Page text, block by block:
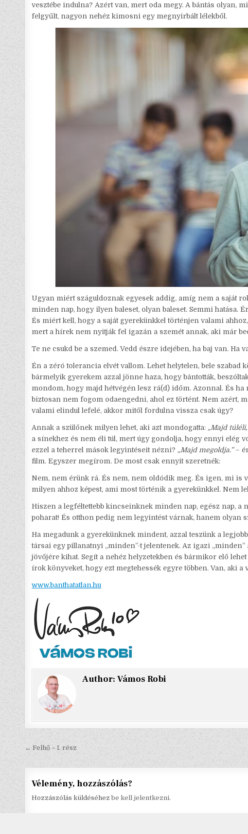
vesztébe indulna? Azért van, mert oda megy. A bántás olyan,
felgyűlt, nagyon nehéz kimosni egy megnyirbált lélekből.
Ugyan miért száguldoznak egyesek addig, amíg nem a saját
minden nap, hogy ilyen baleset, olyan baleset. Semmi hatása.
És miért kell, hogy a saját gyerekünkkel történjen valami
mert a hírek nem nyitják fel igazán a szemét annak, aki már
Te ne csukd be a szemed. Vedd észre idejében, ha baj van. Ha
Én a zéró tolerancia elvét vallom. Lehet helytelen, bele szabad
bármelyik gyerekem azzal jönne haza, hogy bántották,
mondom, hogy majd hétvégén lesz rá(d) időm. Azonnal. És
biztosan nem fogom odaengedni, ahol ez történt. Nem azért,
valami elindul lefelé, akkor mitől fordulna vissza csak úgy?
Annak a szülőnek milyen lehet, aki azt mondogatta: „Majd
a sínekhez és nem éli túl, mert úgy gondolja, hogy ennyi elég
ezzel a teherrel mások legyintéseit nézni? „Majd megoldja.”–
film. Egyszer megírom. De most csak ennyit szeretnék:
Nem, nem érünk rá. És nem, nem oldódik meg. És igen, mi
milyen ahhoz képest, ami most történik a gyerekünkkel. Nem
Hiszen a legféltettebb kincseinknek minden nap, egész nap, a
poharat! És otthon pedig nem legyintést várnak, hanem olyan
Ha megadunk a gyerekünknek mindent, azzal teszünk a
társai egy pillanatnyi „minden”-t jelentenek. Az igazi
jövőjére kihat. Segít a nehéz helyzetekben és bármikor elő
írok könyveket, hogy ezt megtehessék egyre többen. Van, aki
www.banthatatlan.hu
Author:Vámos Robi
Bejegyzés
navigáció
← Felhő – I. rész
Vélemény, hozzászólás?
Hozzászólás küldéséhezbe kell jelentkezni.